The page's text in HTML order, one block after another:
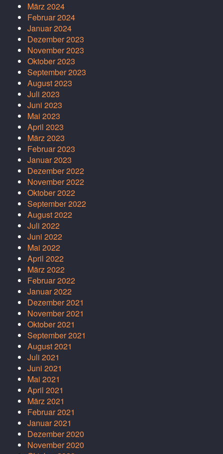
März 2024
Februar 2024
Januar 2024
Dezember 2023
November 2023
Oktober 2023
September 2023
August 2023
Juli 2023
Juni 2023
Mai 2023
April 2023
März 2023
Februar 2023
Januar 2023
Dezember 2022
November 2022
Oktober 2022
September 2022
August 2022
Juli 2022
Juni 2022
Mai 2022
April 2022
März 2022
Februar 2022
Januar 2022
Dezember 2021
November 2021
Oktober 2021
September 2021
August 2021
Juli 2021
Juni 2021
Mai 2021
April 2021
März 2021
Februar 2021
Januar 2021
Dezember 2020
November 2020